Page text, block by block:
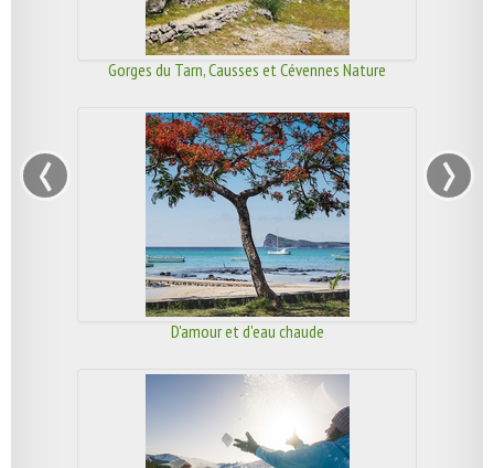
Gorges du Tarn, Causses et Cévennes Nature
D'amour et d'eau chaude
‹ ›